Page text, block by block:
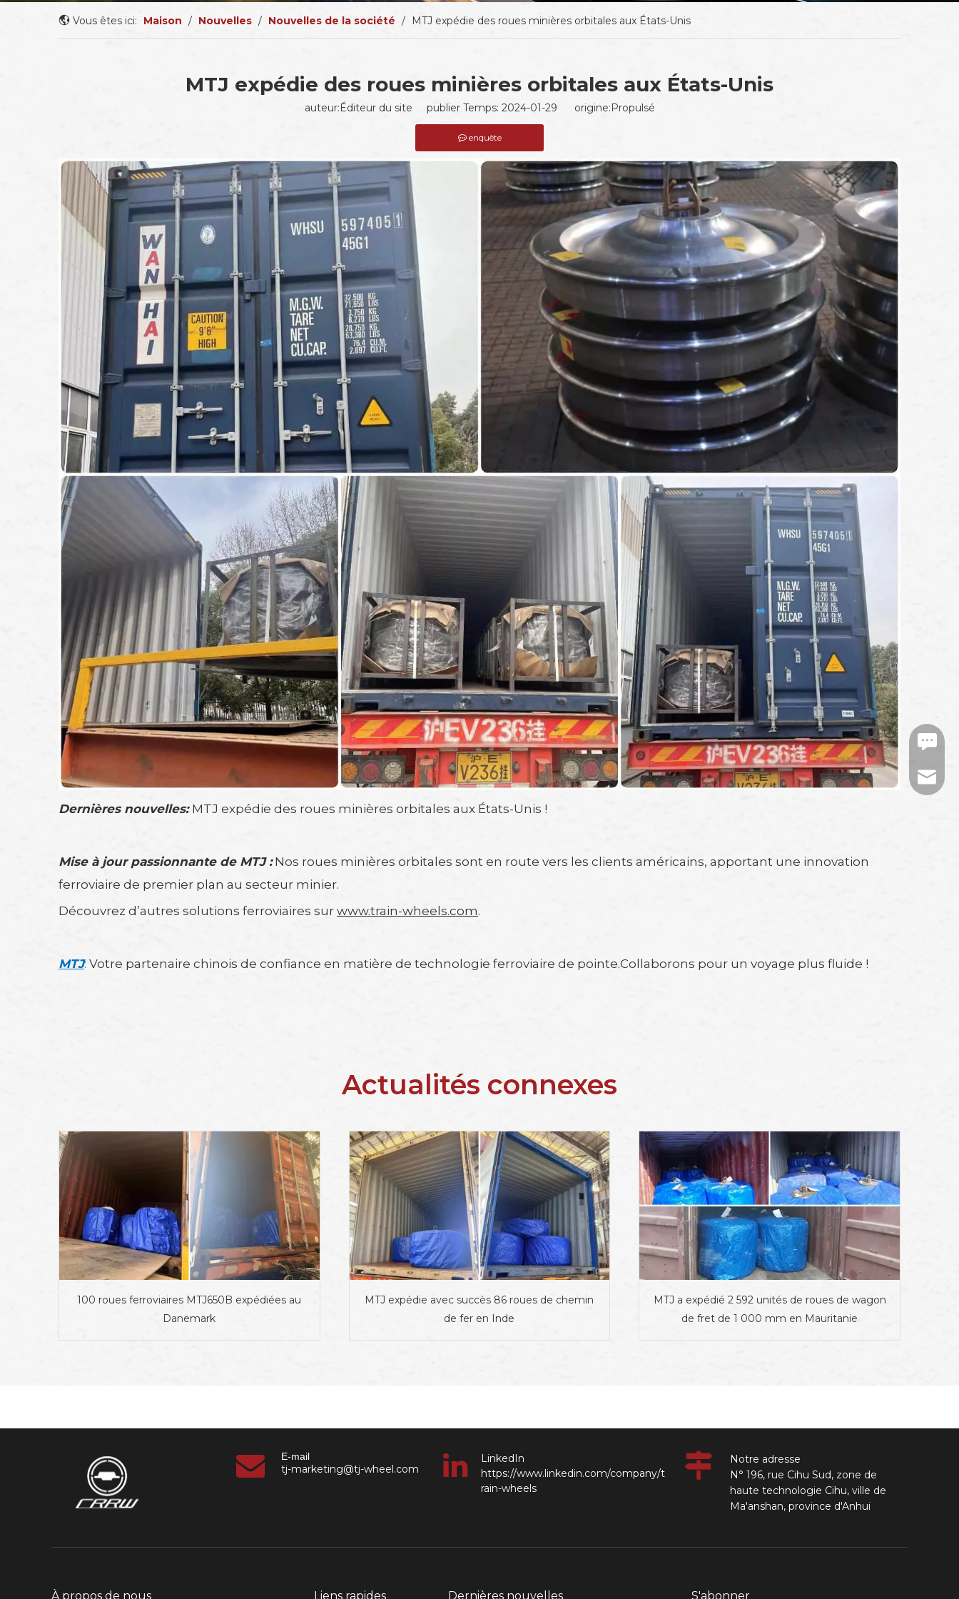
Vous êtes ici: Maison / Nouvelles / Nouvelles de la société / MTJ expédie des roues minières orbitales aux États-Unis
MTJ expédie des roues minières orbitales aux États-Unis
auteur:Éditeur du site publier Temps: 2024-01-29 origine:Propulsé
enquête
Dernières nouvelles: MTJ expédie des roues minières orbitales aux États-Unis !
Mise à jour passionnante de MTJ :Nos roues minières orbitales sont en route vers les clients américains, apportant une innovation
ferroviaire de premier plan au secteur minier.
Découvrez d’autres solutions ferroviaires sur www.train-wheels.com.
MTJ: Votre partenaire chinois de confiance en matière de technologie ferroviaire de pointe.Collaborons pour un voyage plus fluide !
Actualités connexes
100 roues ferroviaires MTJ650B expédiées au
Danemark
MTJ expédie avec succès 86 roues de chemin
de fer en Inde
MTJ a expédié 2 592 unités de roues de wagon
de fret de 1 000 mm en Mauritanie
https://
tj-
E-mail
tj-marketing@tj-wheel.com
LinkedIn
https://www.linkedin.com/company/t
rain-wheels
Notre adresse
N° 196, rue Cihu Sud, zone de
haute technologie Cihu, ville de
Ma'anshan, province d'Anhui
À propos de nous Liens rapides Dernières nouvelles S'abonner